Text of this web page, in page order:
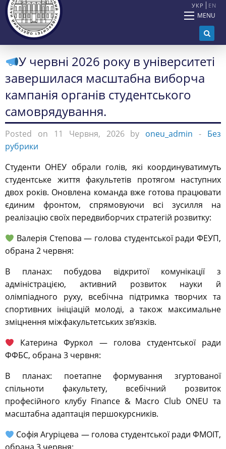
УКР EN
MENU
У червні 2026 року в університеті
завершилася масштабна виборча
кампанія органів студентського
самоврядування.
Posted on 11 Червня, 2026 by oneu_admin - Без
рубрики
Студенти ОНЕУ обрали голів, які координуватимуть
студентське життя факультетів протягом наступних
двох років. Оновлена команда вже готова працювати
єдиним фронтом, спрямовуючи всі зусилля на
реалізацію своїх передвиборчих стратегій розвитку:
Валерія Степова — голова студентської ради ФЕУП,
обрана 2 червня:
В планах: побудова відкритої комунікації з
адміністрацією, активний розвиток науки й
олімпіадного руху, всебічна підтримка творчих та
спортивних ініціацій молоді, а також максимальне
зміцнення міжфакультетських зв’язків.
Катерина Фуркол — голова студентської ради
ФФБС, обрана 3 червня:
В планах: поетапне формування згуртованої
спільноти факультету, всебічний розвиток
професійного клубу Finance & Macro Club ONEU та
масштабна адаптація першокурсників.
Софія Агуріцева — голова студентської ради ФМОІТ,